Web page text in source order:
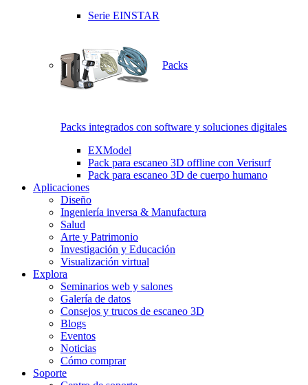
Serie EINSTAR
Packs
Packs integrados con software y soluciones digitales
EXModel
Pack para escaneo 3D offline con Verisurf
Pack para escaneo 3D de cuerpo humano
Aplicaciones
Diseño
Ingeniería inversa & Manufactura
Salud
Arte y Patrimonio
Investigación y Educación
Visualización virtual
Explora
Seminarios web y salones
Galería de datos
Consejos y trucos de escaneo 3D
Blogs
Eventos
Noticias
Cómo comprar
Soporte